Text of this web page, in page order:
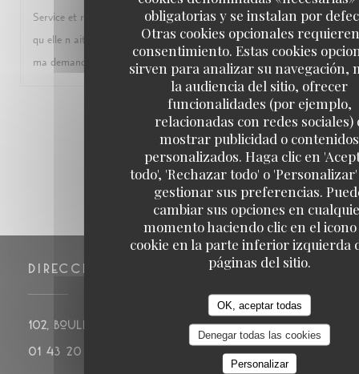
obligatorias y se instalan por
Otras cookies opcionales
consentimiento. Estas cookies
sirven para analizar su navegación,
la audiencia del sitio, ofrecer
funcionalidades (por ejemplo,
relacionadas con redes sociales)
mostrar publicidad o contenidos
personalizados. Haga clic en
todo', 'Rechazar todo' o
gestionar sus preferencias.
cambiar sus opciones en
momento haciendo clic en el icono
cookie en la parte inferior izquierda
páginas del sitio.
OK, aceptar todas
Denegar todas las cookies
Personalizar
Service et repas au top pour les 18 ans de notre fille, dommage
qu elle n ait pas eu la surprise de la chanson au dessert malgré
ma demande.... Merci a toute l equipe
2 3
DIRECCIÓN
102, boulevard de Montparnasse 75014 PARIS((abre en
01 43 20 14 20